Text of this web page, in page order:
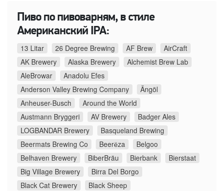
Пиво по пивоварням, в стиле
Американский IPA:
13 Litar 26 Degree Brewing AF Brew
AirCraft
AK Brewery
Alaska Brewery
Alchemist Brew Lab
AleBrowar
Anadolu Efes
Anderson Valley Brewing Company
Ängöl
Anheuser-Busch
Around the World
Austmann Bryggeri
AV Brewery
Badger Ales
LOGBANDAR Brewery
Basqueland Brewing
Beermats Brewing Co
Beerёza
Belgoo
Belhaven Brewery
BiberBräu Bierbank
Bierstaat
Big Village Brewery
Birra Del Borgo
Black Cat Brewery
Black Sheep